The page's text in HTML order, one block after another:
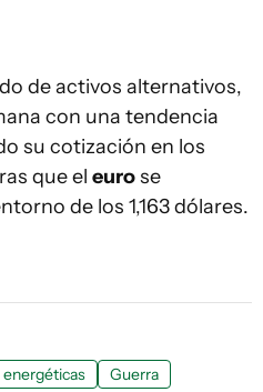
de activos alternativos,
con una tendencia
su cotización en los
que el eurose
de los 1,163 dólares.
energéticas
Guerra